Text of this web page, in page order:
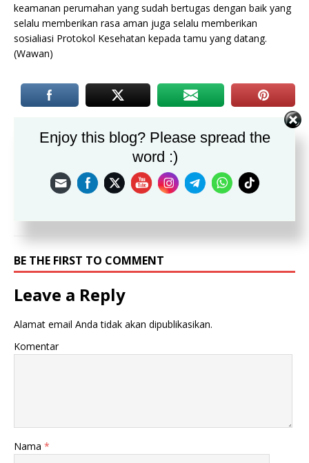
keamanan perumahan yang sudah bertugas dengan baik yang
selalu memberikan rasa aman juga selalu memberikan
sosialiasi Protokol Kesehatan kepada tamu yang datang.
(Wawan)
Desa Cicadas Membangun TPT Dengan Program
NEXT
Penyaluran Beras 10 Kg Bulog Desa Cibitung
BE THE FIRST TO COMMENT
Leave a Reply
Alamat email Anda tidak akan dipublikasikan.
Komentar
Nama *
Enjoy this blog? Please spread the
word :)